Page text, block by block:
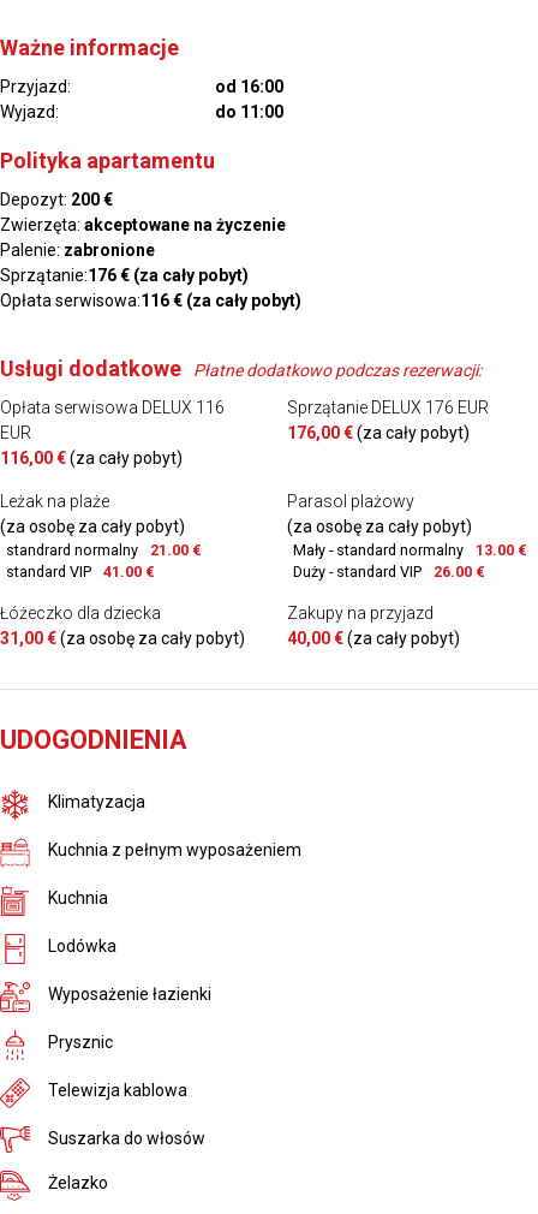
Ważne informacje
Przyjazd:
od 16:00
Wyjazd:
do 11:00
Polityka apartamentu
Depozyt: 200 €
Zwierzęta: akceptowane na życzenie
Palenie: zabronione
Sprzątanie:176 € (za cały pobyt)
Opłata serwisowa:116 € (za cały pobyt)
Usługi dodatkowe
Płatne dodatkowo podczas rezerwacji:
Opłata serwisowa DELUX 116
EUR
116,00 €(za cały pobyt)
Sprzątanie DELUX 176 EUR
176,00 €(za cały pobyt)
Leżak na plaże
(za osobę za cały pobyt)
standrard normalny
21.00 €
standard VIP
41.00 €
Parasol plażowy
(za osobę za cały pobyt)
Mały - standard normalny
13.00 €
Duży - standard VIP
26.00 €
Łóżeczko dla dziecka
31,00 €(za osobę za cały pobyt)
Zakupy na przyjazd
40,00 €(za cały pobyt)
UDOGODNIENIA
Klimatyzacja
Kuchnia z pełnym wyposażeniem
Kuchnia
Lodówka
Wyposażenie łazienki
Prysznic
Telewizja kablowa
Suszarka do włosów
Żelazko